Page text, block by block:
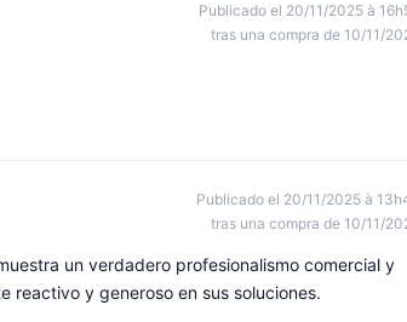
Publicado el 20/11/2025 à
tras una compra de 10/11/
Publicado el 20/11/2025 à
tras una compra de 10/11/
un verdadero profesionalismo comercial y
reactivo y generoso en sus soluciones.